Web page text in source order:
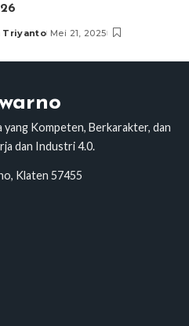
Triyanto Mei 21, 2025
Kompeten, Berkarakter, dan
dan Industri 4.0.
Klaten 57455